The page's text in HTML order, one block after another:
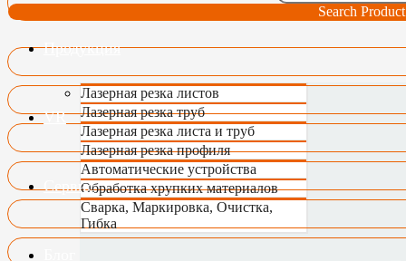
Продукция
Лазерная резка листов
Лазерная резка труб
Лазерная резка листа и труб
Лазерная резка профиля
Автоматические устройства
Обработка хрупких материалов
Сварка, Маркировка, Очистка,
Гибка
VR
Сервис
Search Product